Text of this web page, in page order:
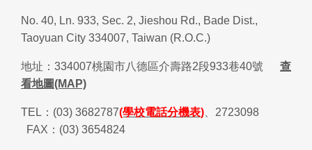
No. 40, Ln. 933, Sec. 2, Jieshou Rd., Bade Dist.,
Taoyuan City 334007, Taiwan (R.O.C.)
地址： 334007桃園市八德區介壽路2段933巷40號
查
看地圖(MAP)
TEL ： (03) 3682787(學校電話分機表)
2723098
FAX ： (03) 3654824